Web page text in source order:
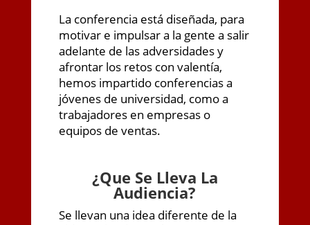
La conferencia está diseñada, para
motivar e impulsar a la gente a salir
adelante de las adversidades y
afrontar los retos con valentía,
hemos impartido conferencias a
jóvenes de universidad, como a
trabajadores en empresas o
equipos de ventas.
¿Que Se Lleva La
Audiencia?
Se llevan una idea diferente de la